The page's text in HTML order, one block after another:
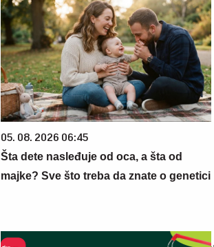
05. 08. 2026 06:45
Šta dete nasleđuje od oca, a šta od
majke? Sve što treba da znate o genetici